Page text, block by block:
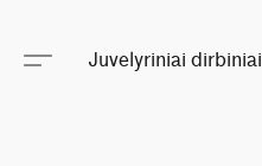
Juvelyriniai dirbiniai